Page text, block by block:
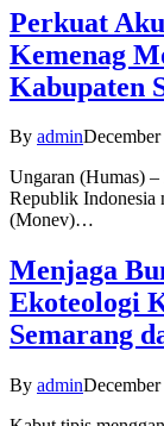
Perkuat
Kemenag
Kabupaten
By admin
Ungaran (Humas)
Republik Indonesia
(Monev)…
Menjaga
Ekoteologi
Semarang
By admin